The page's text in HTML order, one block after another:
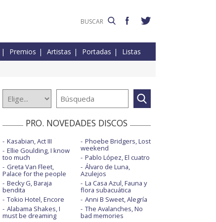
Premios Artistas Portadas Listas
PRO. NOVEDADES DISCOS
Kasabian, Act III
Ellie Goulding, I know
too much
Greta Van Fleet,
Palace for the people
Becky G, Baraja
bendita
Tokio Hotel, Encore
Alabama Shakes, I
must be dreaming
Phoebe Bridgers, Lost
weekend
Pablo López, El cuatro
Álvaro de Luna,
Azulejos
La Casa Azul, Fauna y
flora subacuática
Anni B Sweet, Alegría
The Avalanches, No
bad memories